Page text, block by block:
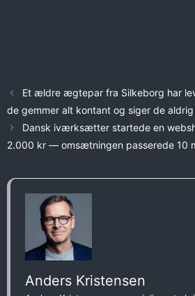
Et ældre ægtepar fra Silkeborg har
de gemmer alt kontant og siger de
Dansk iværksætter startede en
2.000 kr — omsætningen passerede 10
Anders Kristensen